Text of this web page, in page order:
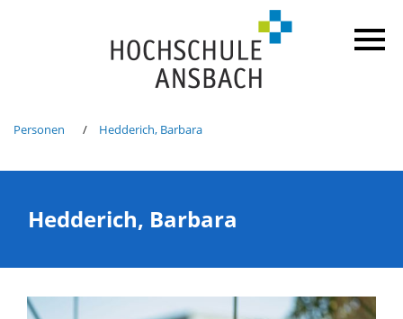
Personen Hedderich, Barbara
Hedderich, Barbara